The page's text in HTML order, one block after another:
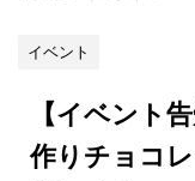
イベント
【イベント
作りチョコ